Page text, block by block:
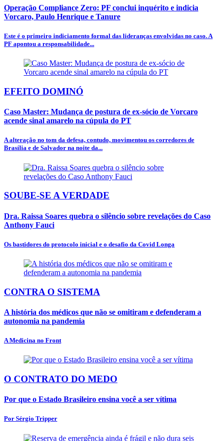
Operação Compliance Zero: PF conclui inquérito e indicia
Vorcaro, Paulo Henrique e Tanure
Este é o primeiro indiciamento formal das lideranças envolvidas no caso. A
PF apontou a responsabilidade...
EFEITO DOMINÓ
Caso Master: Mudança de postura de ex-sócio de Vorcaro
acende sinal amarelo na cúpula do PT
A alteração no tom da defesa, contudo, movimentou os corredores de
Brasília e de Salvador na noite da...
SOUBE-SE A VERDADE
Dra. Raissa Soares quebra o silêncio sobre revelações do Caso
Anthony Fauci
Os bastidores do protocolo inicial e o desafio da Covid Longa
CONTRA O SISTEMA
A história dos médicos que não se omitiram e defenderam a
autonomia na pandemia
A Medicina no Front
O CONTRATO DO MEDO
Por que o Estado Brasileiro ensina você a ser vítima
Por Sérgio Tripper